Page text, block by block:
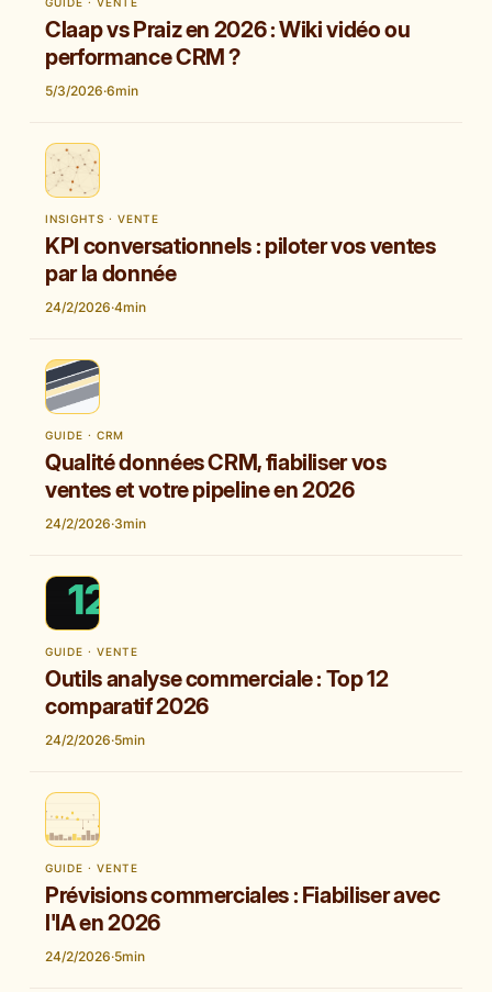
Claap vs Praiz en 2026 : Wiki vidéo ou
performance CRM ?
5/3/2026·6min
INSIGHTS · VENTE
KPI conversationnels : piloter vos ventes
par la donnée
24/2/2026·4min
GUIDE · CRM
Qualité données CRM, fiabiliser vos
ventes et votre pipeline en 2026
24/2/2026·3min
GUIDE · VENTE
Outils analyse commerciale : Top 12
comparatif 2026
24/2/2026·5min
GUIDE · VENTE
Prévisions commerciales : Fiabiliser avec
l'IA en 2026
24/2/2026·5min